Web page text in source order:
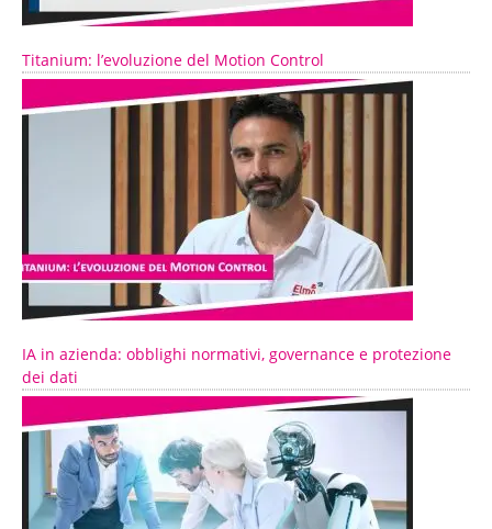
Titanium: l’evoluzione del Motion Control
IA in azienda: obblighi normativi, governance e protezione
dei dati